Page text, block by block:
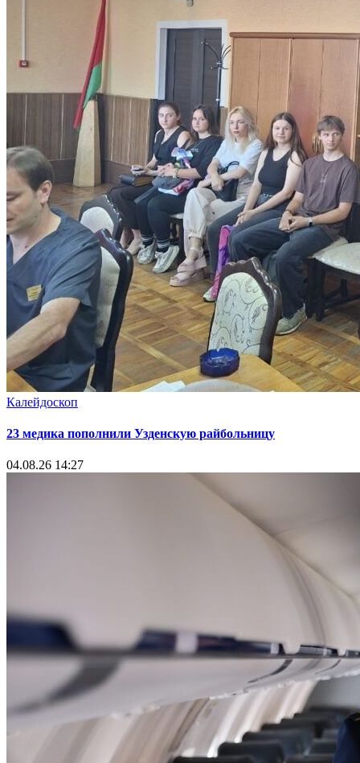
Калейдоскоп
23 медика пополнили Узденскую райбольницу
04.08.26 14:27